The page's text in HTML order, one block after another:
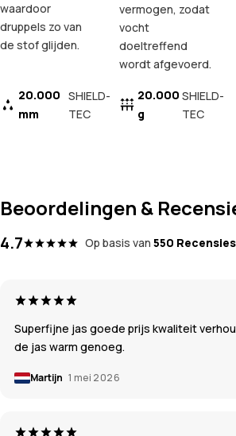
waardoor
druppels zo van
de stof glijden.
20.000
mm
SHIELD-
TEC
vermogen, zodat
vocht
doeltreffend
wordt afgevoerd.
20.000
g
SHIELD-
TEC
Beoordelingen &
4.7 Op basis van 550 Recensies
Superfijne jas goede prijs kwaliteit
de jas warm genoeg.
Martijn 1 mei 2026